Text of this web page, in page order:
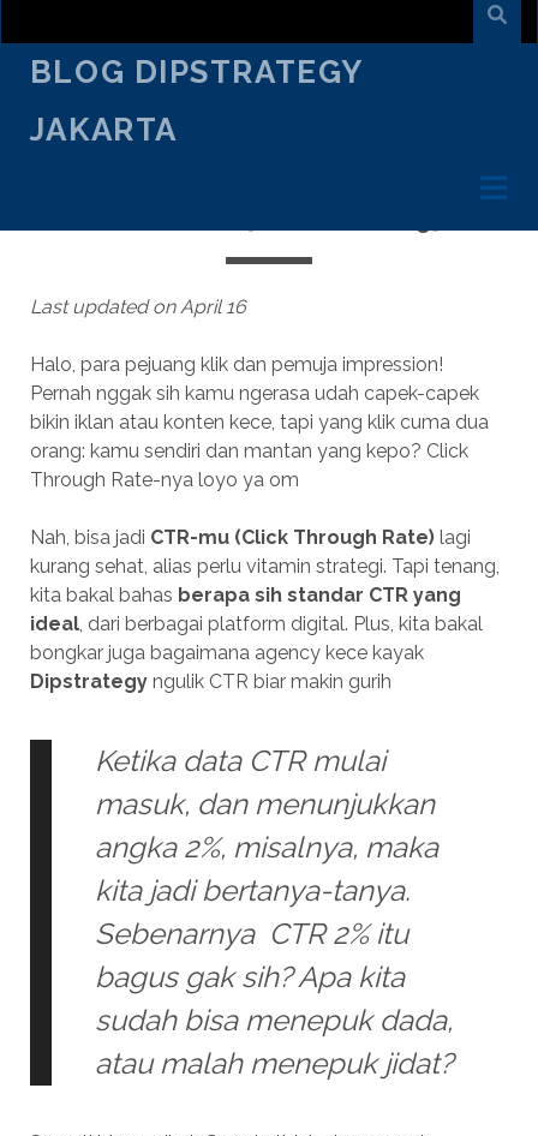
BLOG DIPSTRATEGY
JAKARTA
STANDAR CLICK THROUGH RATE
Last updated on April 16
Halo, para pejuang klik dan pemuja impression!
Pernah nggak sih kamu ngerasa udah capek-capek
bikin iklan atau konten kece, tapi yang klik cuma dua
orang: kamu sendiri dan mantan yang kepo? Click
Through Rate-nya loyo ya om
Nah, bisa jadi CTR-mu (Click Through Rate)lagi
kurang sehat, alias perlu vitamin strategi. Tapi tenang,
kita bakal bahas berapa sih standar CTR yang
ideal, dari berbagai platform digital. Plus, kita bakal
bongkar juga bagaimana agency kece kayak
Dipstrategyngulik CTR biar makin gurih
Ketika data CTR mulai
masuk, dan menunjukkan
angka 2%, misalnya, maka
kita jadi bertanya-tanya.
Sebenarnya CTR 2% itu
bagus gak sih? Apa kita
sudah bisa menepuk dada,
atau malah menepuk jidat?